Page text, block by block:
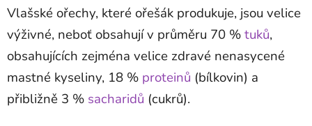
Vlašské ořechy, které ořešák produkuje, jsou velice
výživné, neboť obsahují v průměru 70 %tuků,
obsahujících zejména velice zdravé nenasycené
mastné kyseliny, 18 % proteinů (bílkovin) a
přibližně 3 % sacharidů (cukrů).